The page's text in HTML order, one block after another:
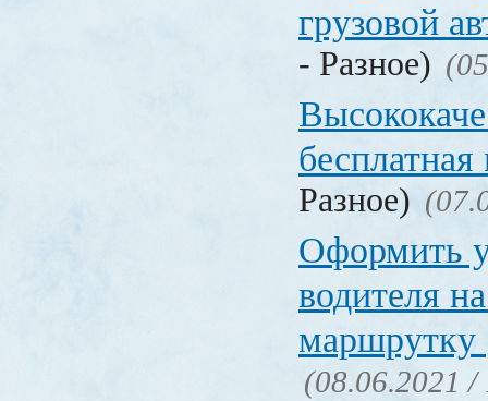
грузовой
- Разное)
Разное)
Оформить
водителя
маршрутку
(08.06.2021 /